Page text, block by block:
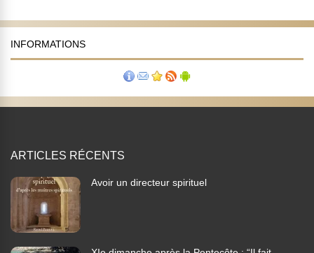
INFORMATIONS
ARTICLES RÉCENTS
Avoir un directeur spirituel